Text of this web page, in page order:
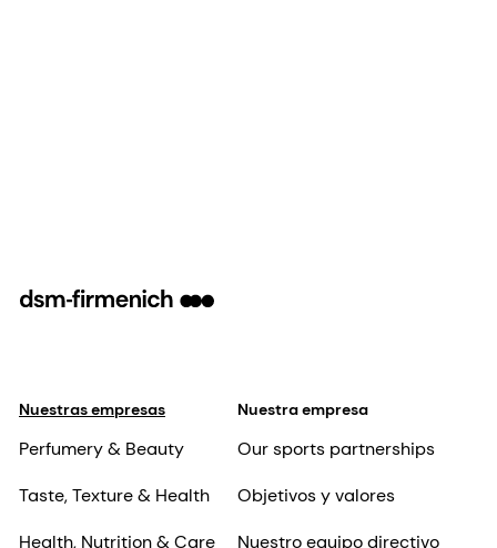
Nuestras empresas
Perfumery & Beauty
Taste, Texture & Health
Health, Nutrition & Care
Nuestra empresa
Our sports partnerships
Objetivos y valores
Nuestro equipo directivo